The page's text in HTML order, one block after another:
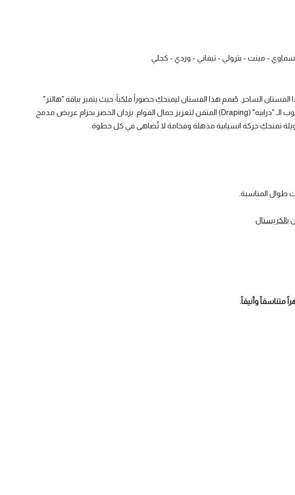
سماوي - مينت - بترولي - تيفاني - وردي - كحلي
الساحر. صُمم هذا الفستان ليمنحكِ حضوراً ملكياً؛ حيث يتميز بياقة "هالتر"
(Halter Neck) تلتف حول الرقبة بنعومة، مع صدرية تعتمد أسلوب الـ "درابيه" (Draping) المتقن لتعزيز جمال القوام. يزدان الخصر بحزام عريض مدمج
وأنيقاً.